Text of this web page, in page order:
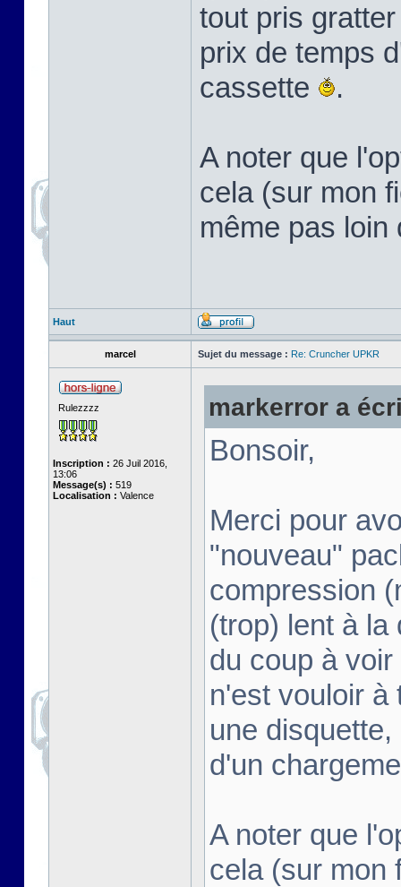
tout pris
prix de temps
cassette
.
A noter que
cela (sur mon
même pas
Haut
marcel Sujet du message : Re: Cruncher UPKR
Rulezzzz
Inscription : 26 Juil 2016,
13:06
Message(s) : 519
Localisation : Valence
markerror a
Bonsoir,
Merci pour
"nouveau"
compression
(trop) lent à la
du coup à
n'est vouloir à
une
d'un
A noter que
cela (sur mon